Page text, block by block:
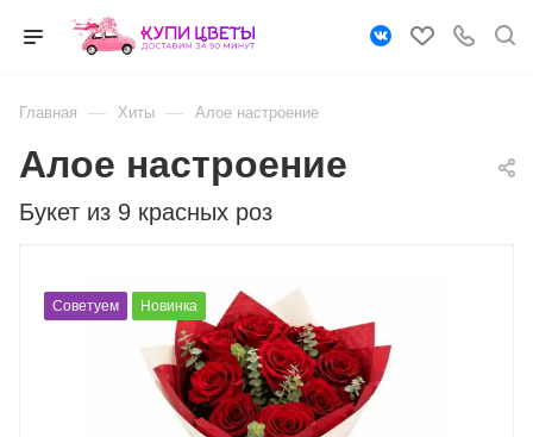
Главная — Хиты — Алое настроение
Букет из 9 красных роз
Алое настроение
Советуем Новинка